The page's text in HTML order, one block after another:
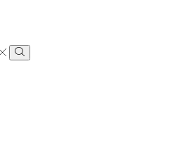
Search